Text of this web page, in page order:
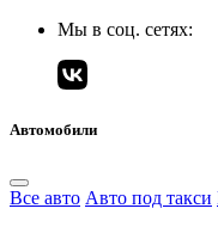
Мы в соц. сетях:
Автомобили
Все авто Авто под такси